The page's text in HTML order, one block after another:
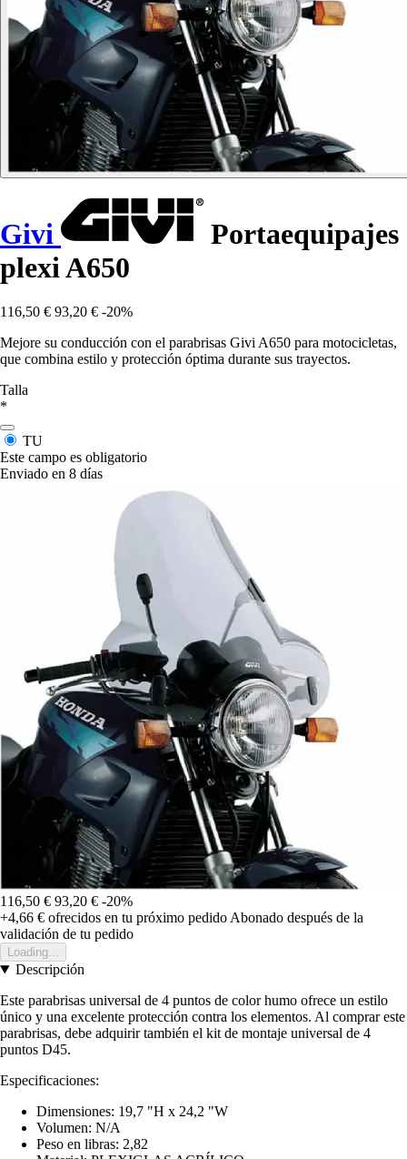
Givi
Portaequipajes
plexi A650
116,50 € 93,20 € -20%
Mejore su conducción con el parabrisas Givi A650 para motocicletas,
que combina estilo y protección óptima durante sus trayectos.
Talla
*
TU
Este campo es obligatorio
Enviado en 8 días
116,50 € 93,20 € -20%
+4,66 € ofrecidos en tu próximo pedido Abonado después de la
validación de tu pedido
Loading...
Descripción
Este parabrisas universal de 4 puntos de color humo ofrece un estilo
único y una excelente protección contra los elementos. Al comprar este
parabrisas, debe adquirir también el kit de montaje universal de 4
puntos D45.
Especificaciones:
Dimensiones: 19,7 "H x 24,2 "W
Volumen: N/A
Peso en libras: 2,82